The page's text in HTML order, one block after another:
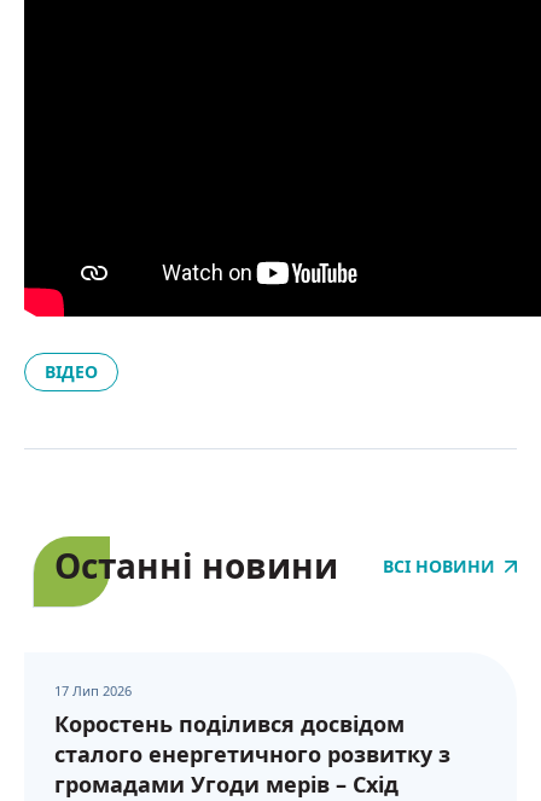
ВІДЕО
Останні новини ВСІ НОВИНИ
17 Лип 2026
Коростень поділився досвідом
сталого енергетичного розвитку з
громадами Угоди мерів – Схід